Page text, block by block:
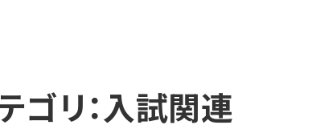
ゴリ：入試関連